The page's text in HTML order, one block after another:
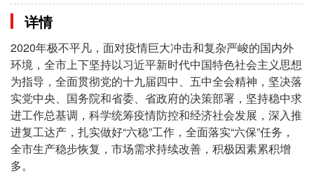
详情
2020年极不平凡，面对疫情巨大冲击和复杂严峻的国内外
环境，全市上下坚持以习近平新时代中国特色社会主义思想
为指导，全面贯彻党的十九届四中、五中全会精神，坚决落
实党中央、国务院和省委、省政府的决策部署，坚持稳中求
进工作总基调，科学统筹疫情防控和经济社会发展，深入推
进复工达产，扎实做好“六稳”工作，全面落实“六保”任务，
全市生产稳步恢复，市场需求持续改善，积极因素累积增
多。